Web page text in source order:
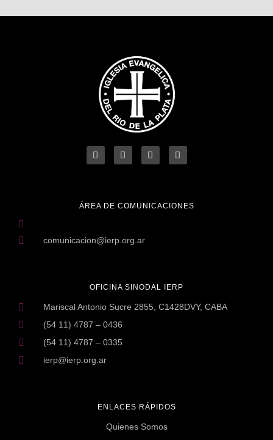
ENLACES RÁPIDOS
Quienes Somos
OFICINA SINODAL IERP
Mariscal Antonio Sucre 2855, C1428DVY, CABA
(54 11) 4787 – 0436
(54 11) 4787 – 0335
ierp@ierp.org.ar
ÁREA DE COMUNICACIONES
comunicacion@ierp.org.ar